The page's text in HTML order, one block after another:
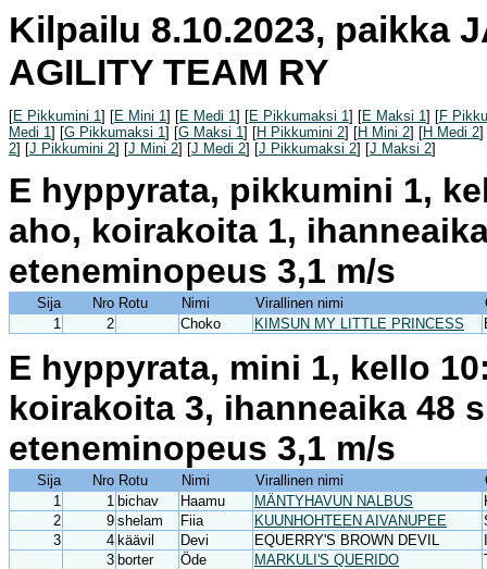
Kilpailu 8.10.2023, paikka
AGILITY TEAM RY
[E Pikkumini 1] [E Mini 1] [E Medi 1] [E Pikkumaksi 1] [E Maksi 1] [F
Medi 1] [G Pikkumaksi 1] [G Maksi 1] [H Pikkumini 2] [H Mini 2] [H Medi 2]
2] [J Pikkumini 2] [J Mini 2] [J Medi 2] [J Pikkumaksi 2] [J Maksi 2]
E hyppyrata, pikkumini 1,
aho, koirakoita 1,
eteneminopeus 3,1 m/s
Sija Nro Rotu Nimi Virallinen nimi
1
2 Choko KIMSUN MY LITTLE PRINCESS
E hyppyrata, mini 1, kello
koirakoita 3, ihanneaika 48
eteneminopeus 3,1 m/s
Sija Nro Rotu Nimi Virallinen nimi
1
1 bichav Haamu MÄNTYHAVUN NALBUS
2
9 shelam Fiia KUUNHOHTEEN AIVANUPEE
3
4 käävil Devi EQUERRY'S BROWN DEVIL
3 borter Öde MARKULI'S QUERIDO